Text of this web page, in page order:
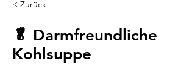
< Zurück
🥬 Darmfreundliche
Kohlsuppe